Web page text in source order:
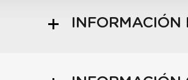
INFORMACIÓN